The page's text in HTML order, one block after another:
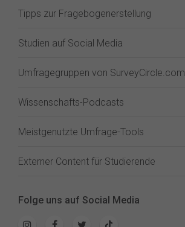
Tipps zur Fragebogenerstellung
Studien auf Social Media
Umfragegruppen von SurveyCircle.com
Wissenschafts-Podcasts
Meistgenutzte Umfrage-Tools
Externer Content für Studierende
Folge uns auf Social Media